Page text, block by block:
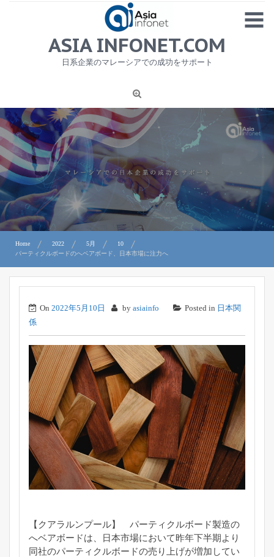
MENU
1
ニュース
労務サービス
プライバシーポリシー及び著作権について
お問合せ
ASIA INFONET.COM
日系企業のマレーシアでの成功をサポート
Home 2022 5月
10
パーティクルボードのへベアボード、日本市場に注力へ
On 2022年5月10日 by asiainfo Posted in 日本関
係
【クアラルンプール】 パーティクルボード製造の
へベアボードは、
日本市場において昨年下半期より
同社のパーティクルボードの売り
上げが増加してい